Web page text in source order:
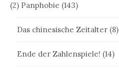
(2) Panphobie (143)
Das chinesische Zeitalter (8)
Ende der Zahlenspiele! (14)